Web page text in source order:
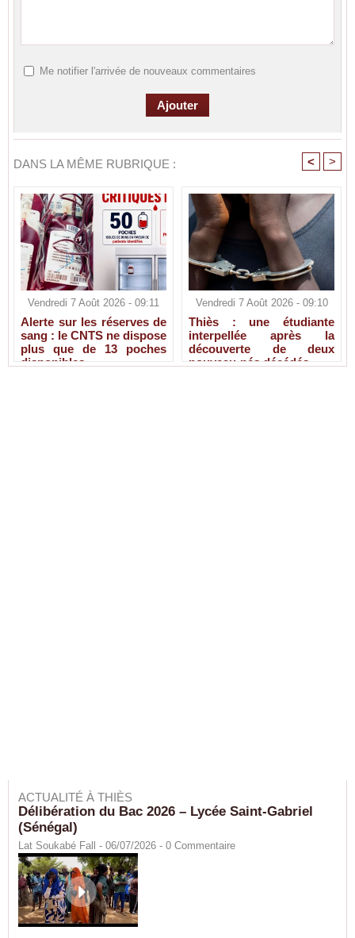
Me notifier l'arrivée de nouveaux commentaires
DANS LA MÊME RUBRIQUE : < >
Vendredi 7 Août 2026 - 09:11
Alerte sur les réserves de
sang : le CNTS ne dispose
plus que de 13 poches
disponibles
Vendredi 7 Août 2026 - 09:10
Thiès : une étudiante
interpellée après la
découverte de deux
nouveau-nés décédés
ACTUALITÉ À THIÈS
Délibération du Bac 2026 – Lycée Saint-Gabriel
(Sénégal)
Lat Soukabé Fall - 06/07/2026 - 0 Commentaire